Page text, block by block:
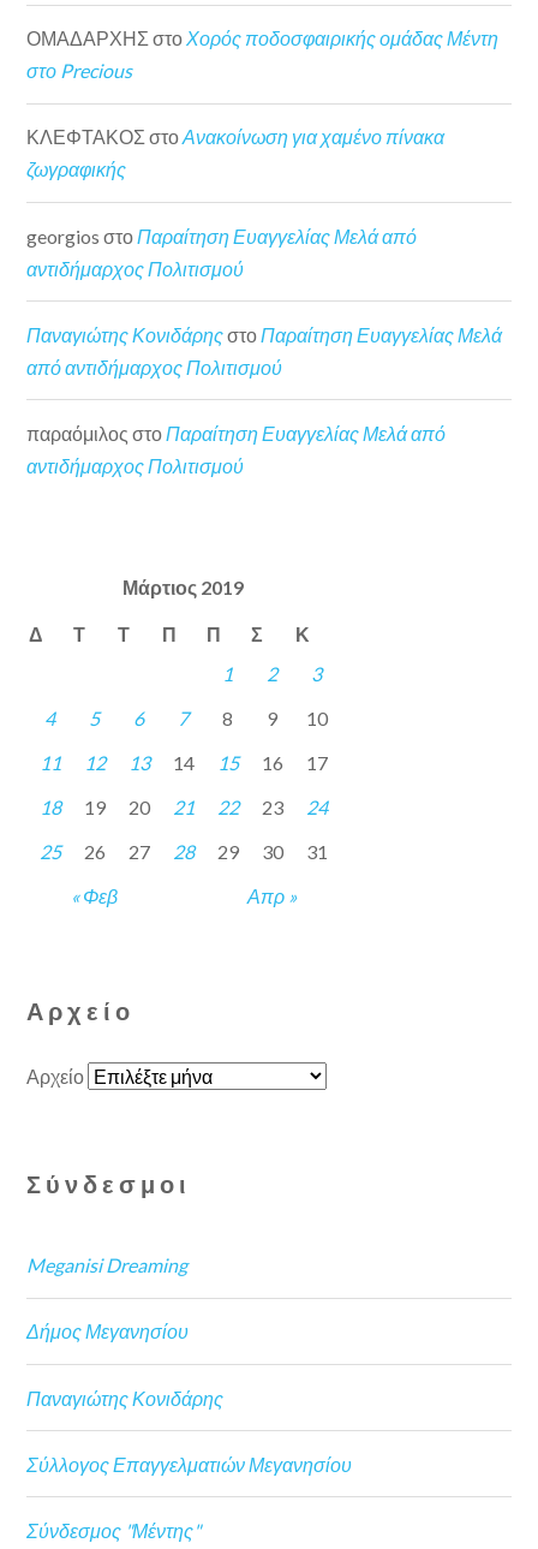
ΟΜΑΔΑΡΧΗΣ στοΧορός ποδοσφαιρικής ομάδας Μέντη
στο Precious
ΚΛΕΦΤΑΚΟΣ στοΑνακοίνωση για χαμένο πίνακα
ζωγραφικής
georgios στο Παραίτηση Ευαγγελίας Μελά από
αντιδήμαρχος Πολιτισμού
Παναγιώτης Κονιδάρηςστο Παραίτηση Ευαγγελίας Μελά
από αντιδήμαρχος Πολιτισμού
παραόμιλος στοΠαραίτηση Ευαγγελίας Μελά από
αντιδήμαρχος Πολιτισμού
Μάρτιος 2019
Δ Τ Τ Π Π Σ Κ
« Φεβ Απρ »
1 2
3
4
5 6 7 8 9
10
11
12 13 14 15 16
17
18
19 20 21 22 23
24
25
26 27 28 29 30 31
Αρχείο
Αρχείο
Σύνδεσμοι
Meganisi Dreaming
Δήμος Μεγανησίου
Παναγιώτης Κονιδάρης
Σύλλογος Επαγγελματιών Μεγανησίου
Σύνδεσμος "Μέντης"